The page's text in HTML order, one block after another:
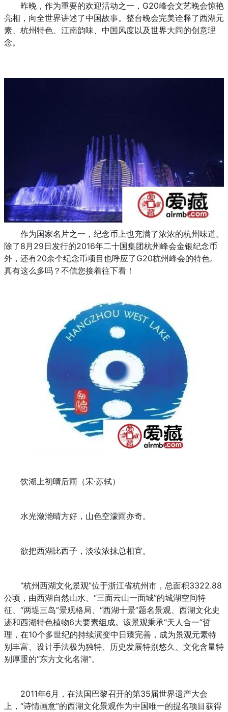
昨晚，作为重要的欢迎活动之一，G20峰会文艺晚会惊艳
亮相，向全世界讲述了中国故事。整台晚会完美诠释了西湖元
素、杭州特色、江南韵味、中国风度以及世界大同的创意理
念。
作为国家名片之一，纪念币上也充满了浓浓的杭州味道。
除了8月29日发行的2016年二十国集团杭州峰会金银纪念币
外，还有20余个纪念币项目也呼应了G20杭州峰会的特色。
真有这么多吗？不信您接着往下看！
饮湖上初晴后雨（宋·苏轼）
水光潋滟晴方好，山色空濛雨亦奇。
欲把西湖比西子，淡妆浓抹总相宜。
“杭州西湖文化景观”位于浙江省杭州市，总面积3322.88
公顷，由西湖自然山水、“三面云山一面城”的城湖空间特
征、“两堤三岛”景观格局、“西湖十景”题名景观、西湖文化史
迹和西湖特色植物6大要素组成。该景观秉承“天人合一”哲
理，在10个多世纪的持续演变中日臻完善，成为景观元素特
别丰富、设计手法极为独特、历史发展特别悠久、文化含量特
别厚重的“东方文化名湖”。
2011年6月，在法国巴黎召开的第35届世界遗产大会
上，“诗情画意”的西湖文化景观作为中国唯一的提名项目获得